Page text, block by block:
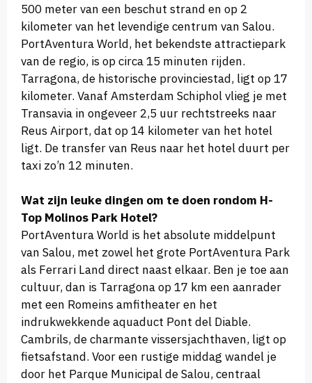
500 meter van een beschut strand en op 2
kilometer van het levendige centrum van Salou.
PortAventura World, het bekendste attractiepark
van de regio, is op circa 15 minuten rijden.
Tarragona, de historische provinciestad, ligt op 17
kilometer. Vanaf Amsterdam Schiphol vlieg je met
Transavia in ongeveer 2,5 uur rechtstreeks naar
Reus Airport, dat op 14 kilometer van het hotel
ligt. De transfer van Reus naar het hotel duurt per
taxi zo’n 12 minuten.
Wat zijn leuke dingen om te doen rondom H-
Top Molinos Park Hotel?
PortAventura World is het absolute middelpunt
van Salou, met zowel het grote PortAventura Park
als Ferrari Land direct naast elkaar. Ben je toe aan
cultuur, dan is Tarragona op 17 km een aanrader
met een Romeins amfitheater en het
indrukwekkende aquaduct Pont del Diable.
Cambrils, de charmante vissersjachthaven, ligt op
fietsafstand. Voor een rustige middag wandel je
door het Parque Municipal de Salou, centraal